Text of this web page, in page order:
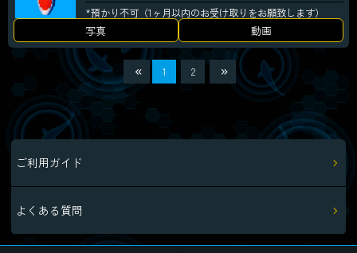
*預かり不可（1ヶ月以内のお受け取りをお願致します）
写真 動画
1 2
ご利用ガイド
よくある質問